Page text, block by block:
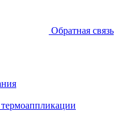
Обратная связь